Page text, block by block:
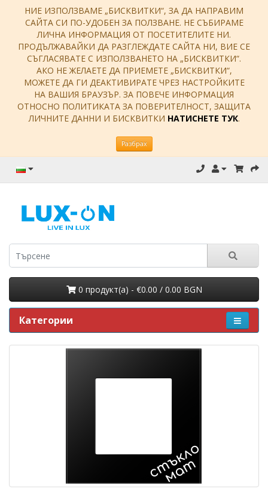
НИЕ ИЗПОЛЗВАМЕ „БИСКВИТКИ“, ЗА ДА НАПРАВИМ
САЙТА СИ ПО-УДОБЕН ЗА ПОЛЗВАНЕ. НЕ СЪБИРАМЕ
ЛИЧНА ИНФОРМАЦИЯ ОТ ПОСЕТИТЕЛИТЕ НИ.
ПРОДЪЛЖАВАЙКИ ДА РАЗГЛЕЖДАТЕ САЙТА НИ, ВИЕ СЕ
СЪГЛАСЯВАТЕ С ИЗПОЛЗВАНЕТО НА „БИСКВИТКИ“.
АКО НЕ ЖЕЛАЕТЕ ДА ПРИЕМЕТЕ „БИСКВИТКИ“,
МОЖЕТЕ ДА ГИ ДЕАКТИВИРАТЕ ЧРЕЗ НАСТРОЙКИТЕ
НА ВАШИЯ БРАУЗЪР. ЗА ПОВЕЧЕ ИНФОРМАЦИЯ
ОТНОСНО ПОЛИТИКАТА ЗА ПОВЕРИТЕЛНОСТ, ЗАЩИТА
ЛИЧНИТЕ ДАННИ И БИСКВИТКИ НАТИСНЕТЕ ТУК.
Разбрах
0 продукт(a) - €0.00 / 0.00 BGN
Категории